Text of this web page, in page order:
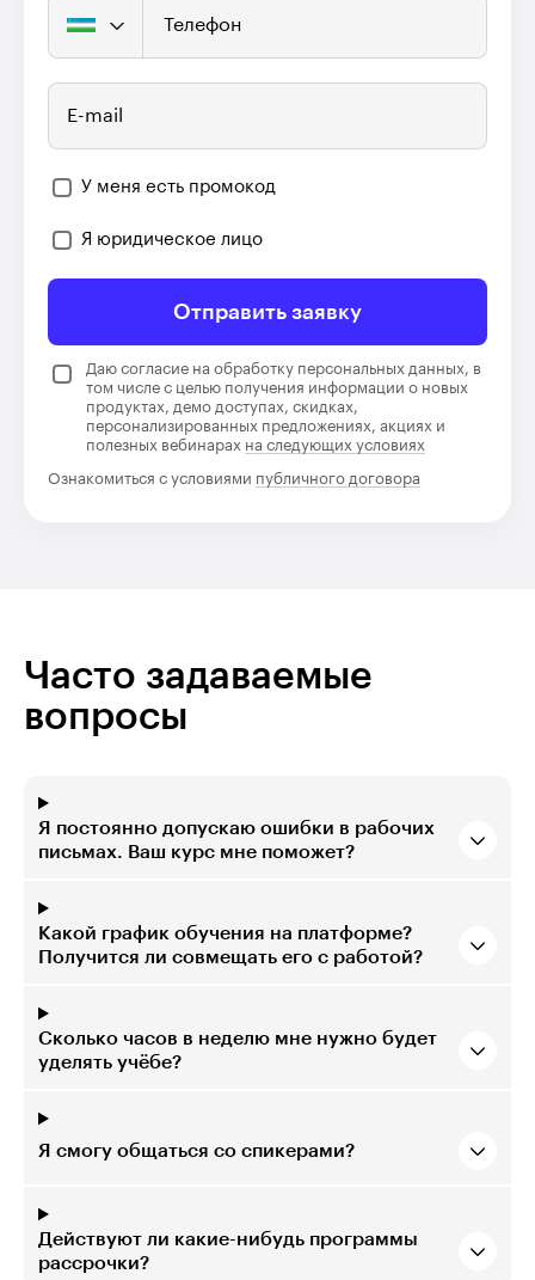
Телефон
E-mail
У меня есть промокод
Я юридическое лицо
Отправить заявку
Даю согласие на обработку персональных данных, в
том числе с целью получения информации о новых
продуктах, демо доступах, скидках,
персонализированных предложениях, акциях и
полезных вебинарах на следующих условиях
Ознакомиться с условиями публичного договора
Часто задаваемые
вопросы
Я постоянно допускаю ошибки в рабочих
письмах. Ваш курс мне поможет?
Какой график обучения на платформе?
Получится ли совмещать его с работой?
Сколько часов в неделю мне нужно будет
уделять учёбе?
Я смогу общаться со спикерами?
Действуют ли какие-нибудь программы
рассрочки?